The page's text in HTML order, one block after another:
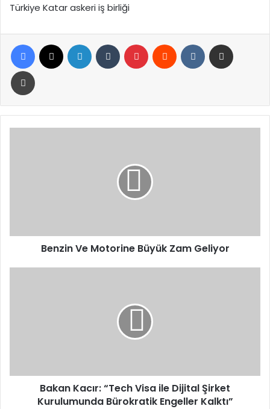
Türkiye Katar askeri iş birliği
Facebook LinkedIn Tumblr Pinterest Reddit VKontakte
Yazdır
Benzin Ve Motorine Büyük Zam Geliyor
Bürokratik
EngellerBakan Kacır: “Tech Visa ile Dijital Şirket
Kurulumunda Bürokratik Engeller Kalktı”